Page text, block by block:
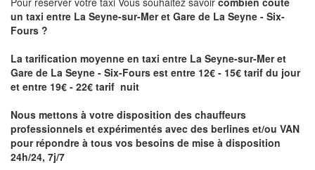
un taxi entre La Seyne-sur-Mer et Gare de La Seyne - Six-
Fours ?
La tarification moyenne en taxi entre La Seyne-sur-Mer et
Gare de La Seyne - Six-Fours est entre 12€ - 15€ tarif du jour
et entre 19€ - 22€ tarif nuit
Nous mettons à votre disposition des chauffeurs
professionnels et expérimentés avec des berlines et/ou VAN
pour répondre à tous vos besoins de mise à disposition
24h/24, 7j/7